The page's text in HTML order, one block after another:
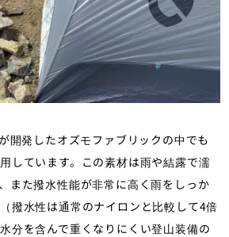
開発したオズモファブリックの中でも
しています。この素材は雨や結露で濡
また撥水性能が非常に高く雨をしっか
撥水性は通常のナイロンと比較して4倍
分を含んで重くなりにくい登山装備の